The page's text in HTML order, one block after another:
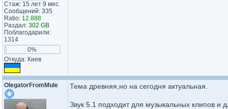
Стаж: 15 лет 9 мес.
Сообщений: 335
Ratio: 12.888
Раздал: 302 GB
Поблагодарили:
1314
0%
Откуда: Киев
OlegatorF​romMule​ Тема древняя,но на сегодня актуальная.
Звук 5.1 подходит для музыкальных клипов и